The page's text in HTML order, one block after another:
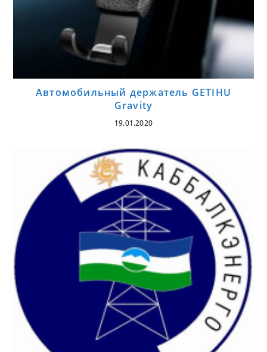
Автомобильный держатель GETIHU
Gravity
19.01.2020